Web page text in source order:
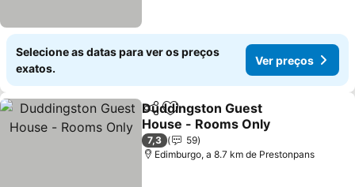
Selecione as datas para ver os preços
exatos.
Ver preços
PartilharAdicionar aos favoritos
Duddingston Guest
House - Rooms Only
Ver preços
7,3
59
Edimburgo, a 8.7 km de Prestonpans